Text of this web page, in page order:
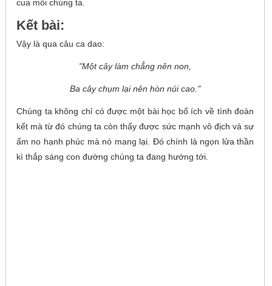
cua mỗi chúng ta.
Kết bài:
Vậy là qua câu ca dao:
"Một cây làm chẳng nên non,
Ba cây chụm lại nên hòn núi cao."
Chúng ta không chỉ có được một bài học bổ ích về tình đoàn
kết mà từ đó chúng ta còn thấy được sức mạnh vô địch và sự
ấm no hạnh phúc mà nó mang lại. Đó chính là ngọn lửa thần
kì thắp sáng con đường chúng ta đang hướng tới.